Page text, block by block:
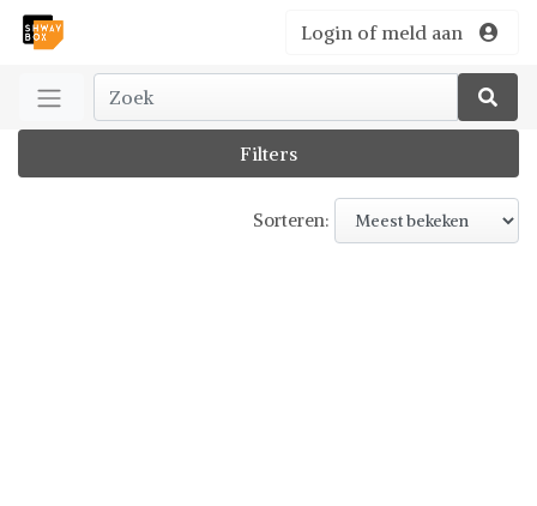
Login of meld aan
Filters
Sorteren: